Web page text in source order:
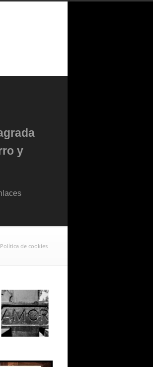
y
Política de cookies